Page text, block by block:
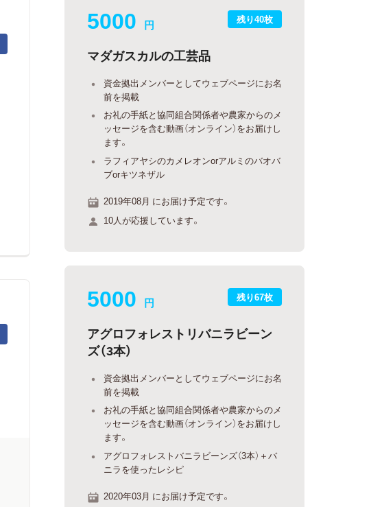
残り40枚
5000 円
マダガスカルの工芸品
資金拠出メンバーとしてウェブページにお名
前を掲載
お礼の手紙と協同組合関係者や農家からのメ
ッセージを含む動画（オンライン）をお届けし
ます。
ラフィアヤシのカメレオンorアルミのバオバ
ブorキツネザル
2019年08月 にお届け予定です。
10人が応援しています。
残り67枚
5000 円
アグロフォレストリバニラビーン
ズ（3本）
資金拠出メンバーとしてウェブページにお名
前を掲載
お礼の手紙と協同組合関係者や農家からのメ
ッセージを含む動画（オンライン）をお届けし
ます。
アグロフォレストバニラビーンズ（3本）＋バ
ニラを使ったレシピ
2020年03月 にお届け予定です。